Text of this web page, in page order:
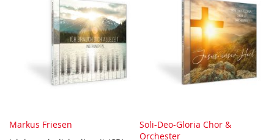
Markus Friesen
Soli-Deo-Gloria Chor &
Orchester